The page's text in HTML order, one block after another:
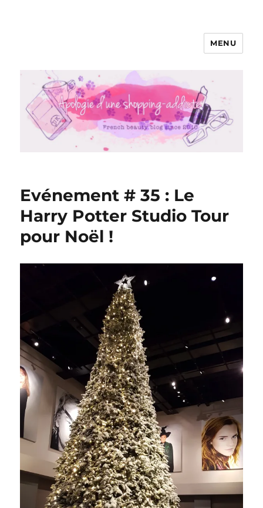
Apologie d'une Shopping-addicte
MENU
Evénement # 35 : Le
Harry Potter Studio Tour
pour Noël !